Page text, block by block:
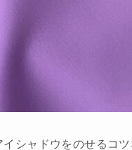
シャドウをのせるコ